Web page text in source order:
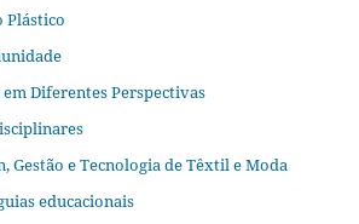
Plástico
Diferentes Perspectivas
Gestão e Tecnologia de Têxtil e Moda
educacionais